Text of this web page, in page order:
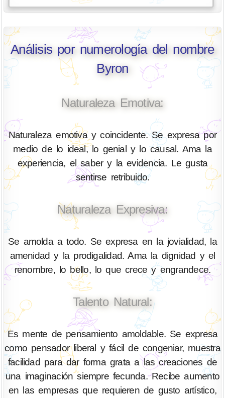
Análisis por numerología del nombre
Byron
Naturaleza Emotiva:
Naturaleza emotiva y coincidente. Se expresa por
medio de lo ideal, lo genial y lo causal. Ama la
experiencia, el saber y la evidencia. Le gusta
sentirse retribuido.
Naturaleza Expresiva:
Se amolda a todo. Se expresa en la jovialidad, la
amenidad y la prodigalidad. Ama la dignidad y el
renombre, lo bello, lo que crece y engrandece.
Talento Natural:
Es mente de pensamiento amoldable. Se expresa
como pensador liberal y fácil de congeniar, muestra
facilidad para dar forma grata a las creaciones de
una imaginación siempre fecunda. Recibe aumento
en las empresas que requieren de gusto artístico,